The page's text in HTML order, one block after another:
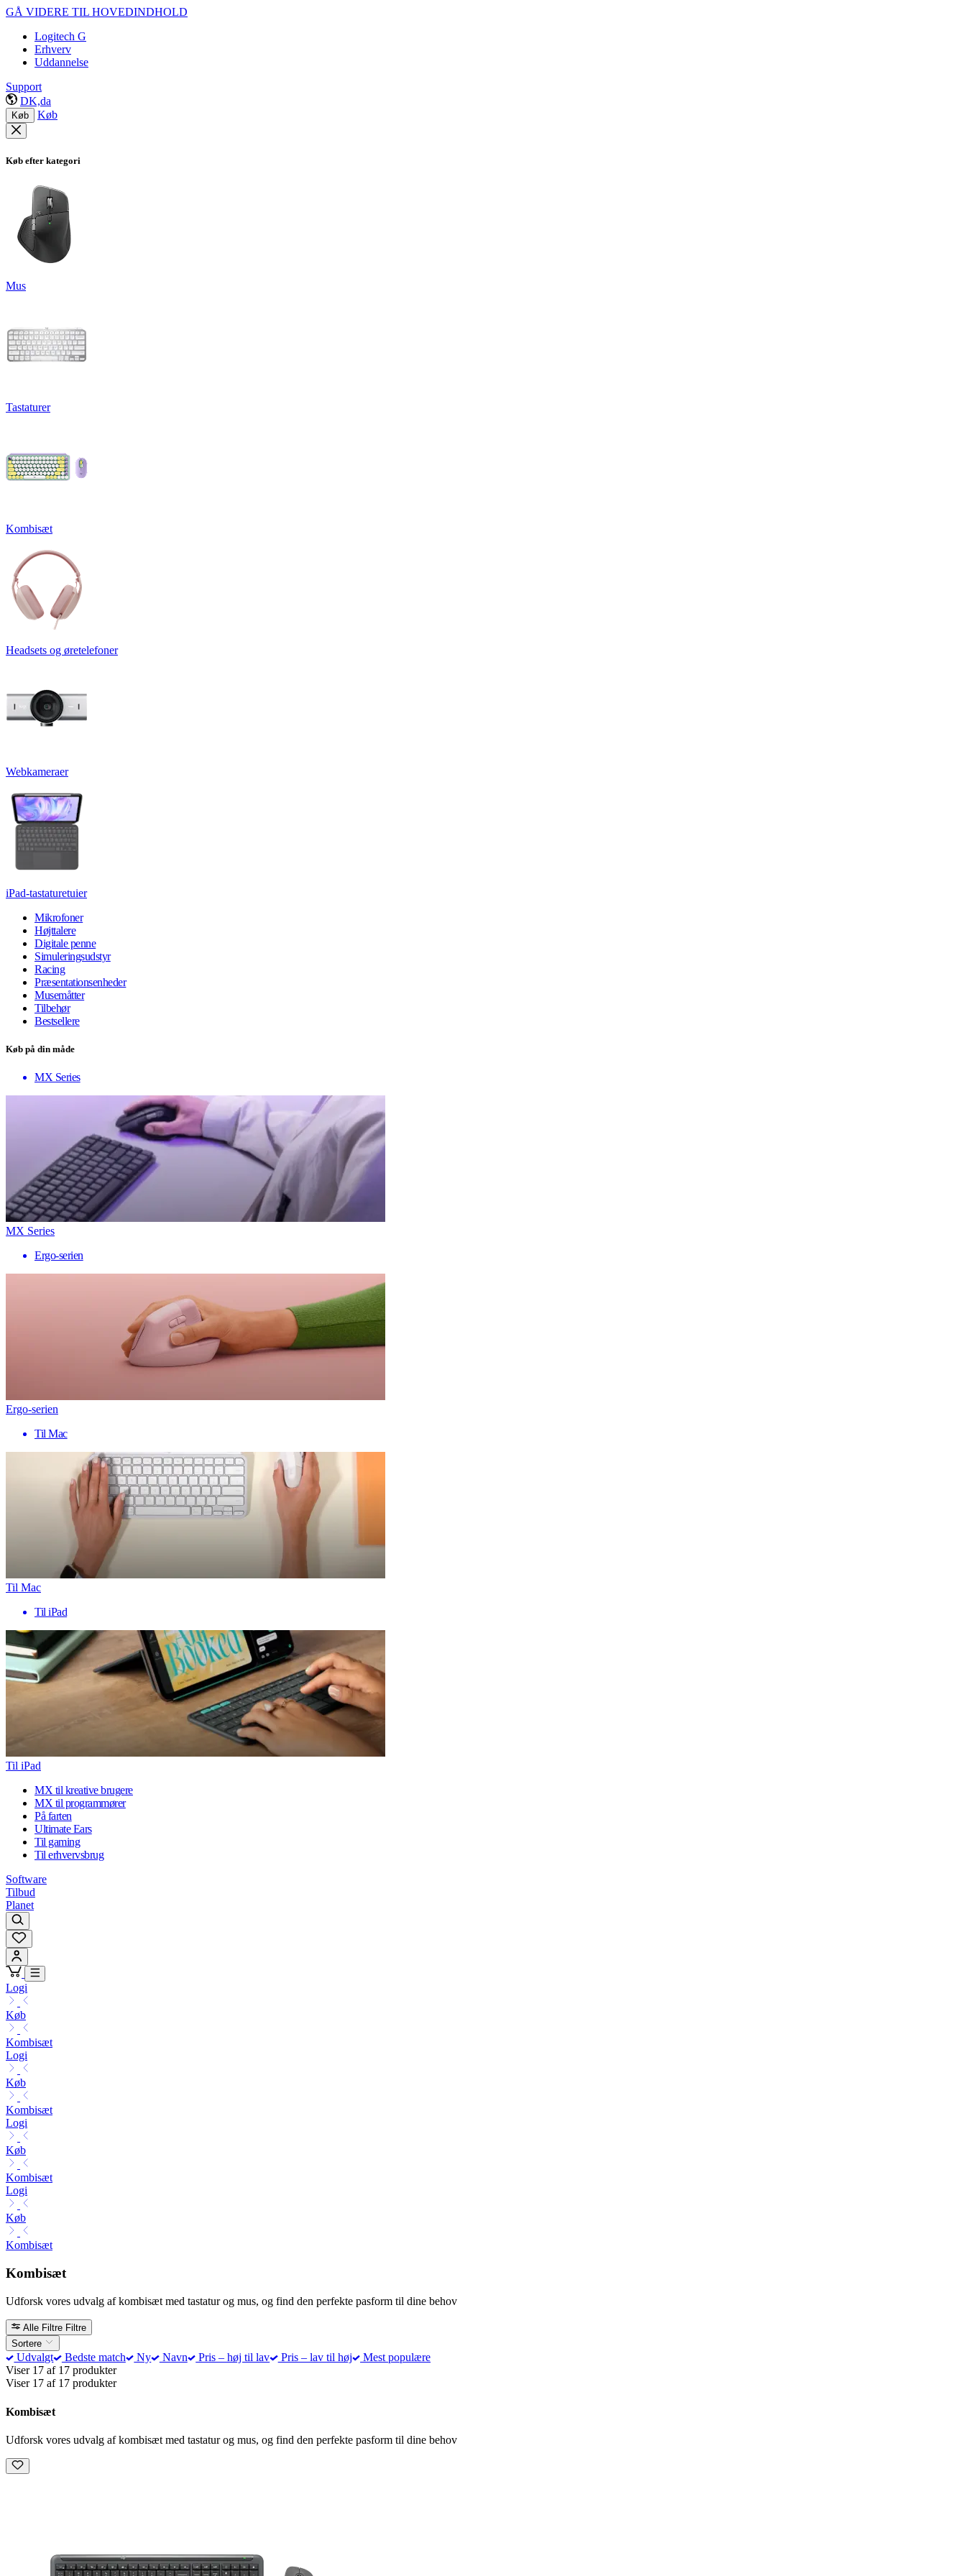
GÅ VIDERE TIL HOVEDINDHOLD
Logitech G
Erhverv
Uddannelse
Support
DK,da
Køb Køb
Køb efter kategori
Mus
Tastaturer
Kombisæt
Headsets og øretelefoner
Webkameraer
iPad-tastaturetuier
Mikrofoner
Højttalere
Digitale penne
Simuleringsudstyr
Racing
Præsentationsenheder
Musemåtter
Tilbehør
Bestsellere
Køb på din måde
MX Series
MX Series
Ergo-serien
Ergo-serien
Til Mac
Til Mac
Til iPad
Til iPad
MX til kreative brugere
MX til programmører
På farten
Ultimate Ears
Til gaming
Til erhvervsbrug
Software
Tilbud
Planet
Logi
Køb
Kombisæt
Logi
Køb
Kombisæt
Logi
Køb
Kombisæt
Logi
Køb
Kombisæt
Kombisæt
Udforsk vores udvalg af kombisæt med tastatur og mus, og find den perfekte pasform til dine behov
Alle Filtre Filtre
Sortere
Udvalgt Bedste match Ny Navn Pris – høj til lav Pris – lav til høj
Mest populære
Viser 17 af 17 produkter
Viser 17 af 17 produkter
Kombisæt
Udforsk vores udvalg af kombisæt med tastatur og mus, og find den perfekte pasform til dine behov